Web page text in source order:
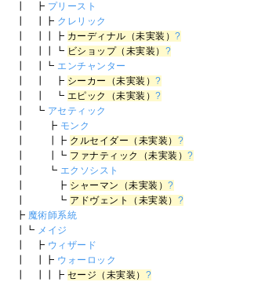
┃ ┣ プリースト
┃ ┃┣ クレリック
┃ ┃┃┣ カーディナル（未実装）?
┃ ┃┃┗ ビショップ（未実装） ?
┃ ┃┗ エンチャンター
┃ ┃ ┣ シーカー（未実装）?
┃ ┃ ┗ エピック（未実装）?
┃ ┗ アセティック
┃ ┣ モンク
┃ ┃┣ クルセイダー（未実装） ?
┃ ┃┗ ファナティック（未実装）?
┃ ┗ エクソシスト
┃ ┣ シャーマン（未実装）?
┃ ┗ アドヴェント（未実装） ?
┣ 魔術師系統
┃┗ メイジ
┃ ┣ ウィザード
┃ ┃┣ ウォーロック
┃ ┃┃┣ セージ（未実装） ?